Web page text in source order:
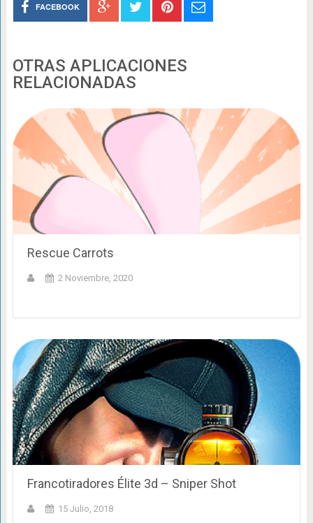
FACEBOOK
OTRAS APLICACIONES
RELACIONADAS
Rescue Carrots
2 Noviembre, 2020
Francotiradores Élite 3d – Sniper Shot
15 Julio, 2018